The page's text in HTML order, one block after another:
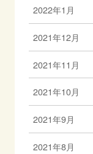
2022年1月
2021年12月
2021年11月
2021年10月
2021年9月
2021年8月